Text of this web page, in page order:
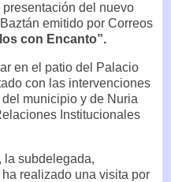
del nuevo
emitido por Correos
con Encanto”.
en el patio del Palacio
con las intervenciones
municipio y de Nuria
Institucionales
la subdelegada,
realizado una visita por